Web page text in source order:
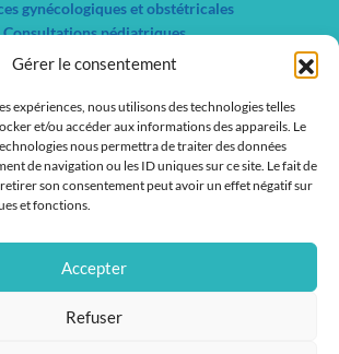
Gérer le consentement
expériences, nous utilisons des technologies telles
et/ou accéder aux informations des appareils. Le
nous permettra de traiter des données
de navigation ou les ID uniques sur ce site. Le fait de
son consentement peut avoir un effet négatif sur
et fonctions.
Accepter
Refuser
gynécologiques et obstétricales
Consultations pédiatriques
consultations gynécologiques
Nos spécialités
Liste des services
Liste des médecins
Actualités
IFSI / IFAS